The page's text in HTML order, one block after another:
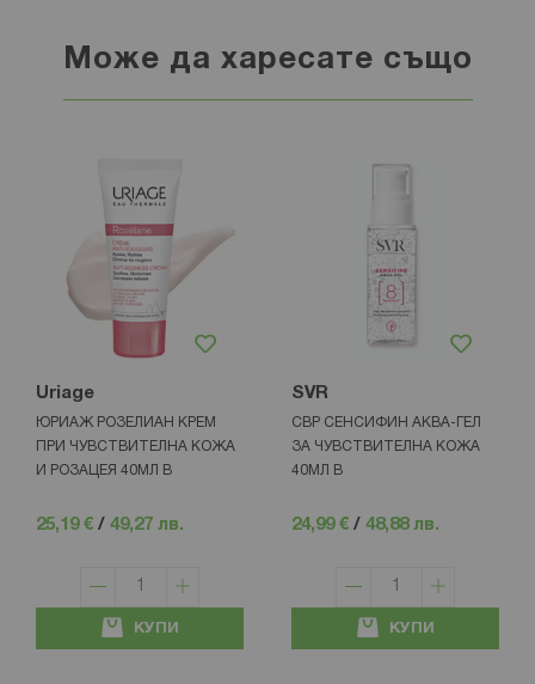
Може да харесате също
Uriage
ЮРИАЖ РОЗЕЛИАН КРЕМ
ПРИ ЧУВСТВИТЕЛНА КОЖА
И РОЗАЦЕЯ 40МЛ B
25,19 € / 49,27 лв.
КУПИ
SVR
СВР СЕНСИФИН АКВА-ГЕЛ
ЗА ЧУВСТВИТЕЛНА КОЖА
40МЛ В
24,99 € / 48,88 лв.
КУПИ